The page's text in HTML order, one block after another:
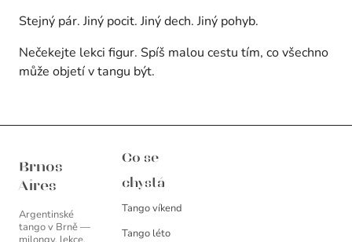
Stejný pár. Jiný pocit. Jiný dech. Jiný pohyb.
Nečekejte lekci figur. Spíš malou cestu tím, co všechno
může objetí v tangu být.
Brnos
Aires
Argentinské
tango v Brně —
Co se
chystá
Tango víkend
Tango léto